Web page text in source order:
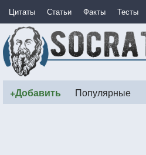
Цитаты Статьи Факты Тесты
+Добавить Популярные